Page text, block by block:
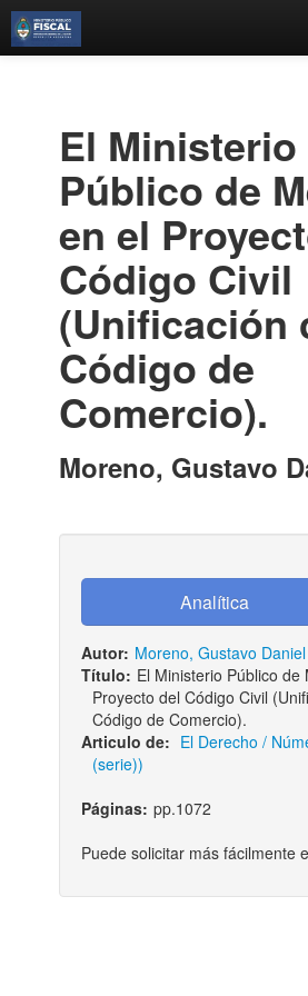
Estantes Virtuales
Contacto
Iniciar sesión
El Ministerio
Público de
en el
Código Civil
(Unificación
Código de
Comercio).
Moreno, Gustavo
Autor: Moreno, Gustavo Daniel
Título: El Ministerio Público de
Proyecto del Código Civil
Código de Comercio).
Articulo de: El Derecho /
(serie))
Páginas: pp.1072
Puede solicitar más fácilmente